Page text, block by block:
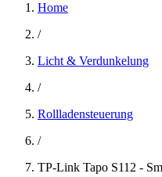
Home
/
Licht & Verdunkelung
/
Rollladensteuerung
/
TP-Link Tapo S112 -